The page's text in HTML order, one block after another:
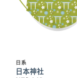
日系
日本神社